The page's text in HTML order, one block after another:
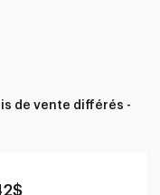
de vente différés -